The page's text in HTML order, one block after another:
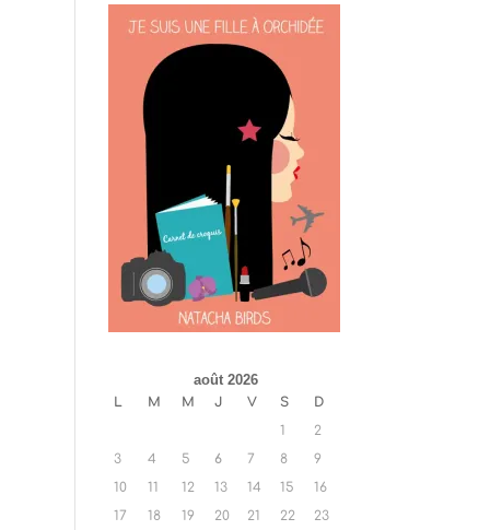
août 2026
L M M J V S
D
1
2
3
4 5 6 7 8
9
10
11 12 13 14 15
16
17
18 19 20 21 22
23